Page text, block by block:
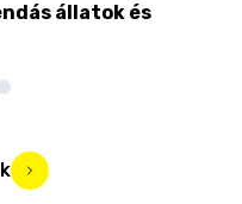
állatok és